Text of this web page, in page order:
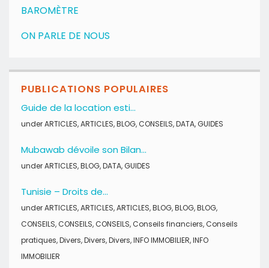
BAROMÈTRE
ON PARLE DE NOUS
PUBLICATIONS POPULAIRES
Guide de la location esti...
underARTICLES,ARTICLES,BLOG,CONSEILS,DATA,GUIDES
Mubawab dévoile son Bilan...
underARTICLES,BLOG,DATA,GUIDES
Tunisie – Droits de...
underARTICLES,ARTICLES,ARTICLES,BLOG,BLOG,BLOG,
CONSEILS,CONSEILS,CONSEILS,Conseils financiers,Conseils
pratiques,Divers,Divers,Divers,INFO IMMOBILIER,INFO
IMMOBILIER